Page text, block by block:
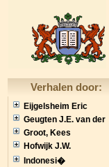
Verhalen door:
Eijgelsheim Eric
Geugten J.E. van der
Groot, Kees
Hofwijk J.W.
Indonesi�